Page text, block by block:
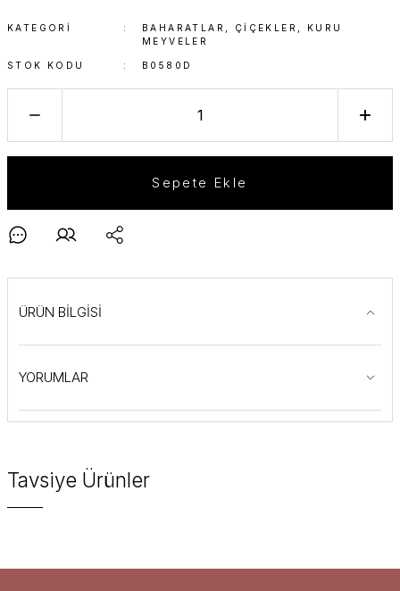
KATEGORI
BAHARATLAR, ÇIÇEKLER, KURU
MEYVELER
STOK KODU B0580D
Sepete Ekle
ÜRÜN BİLGİSİ
YORUMLAR
Tavsiye Ürünler